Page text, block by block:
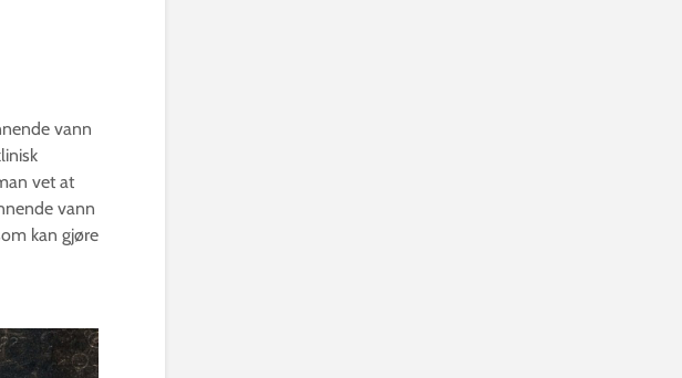
vann
vet at
vann
kan gjøre